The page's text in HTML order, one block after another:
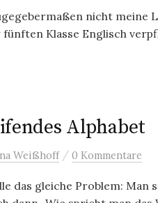
nicht meine
Klasse Englisch
Alphabet
Weißhoff / 0 Kommentare
das gleiche Problem: Man